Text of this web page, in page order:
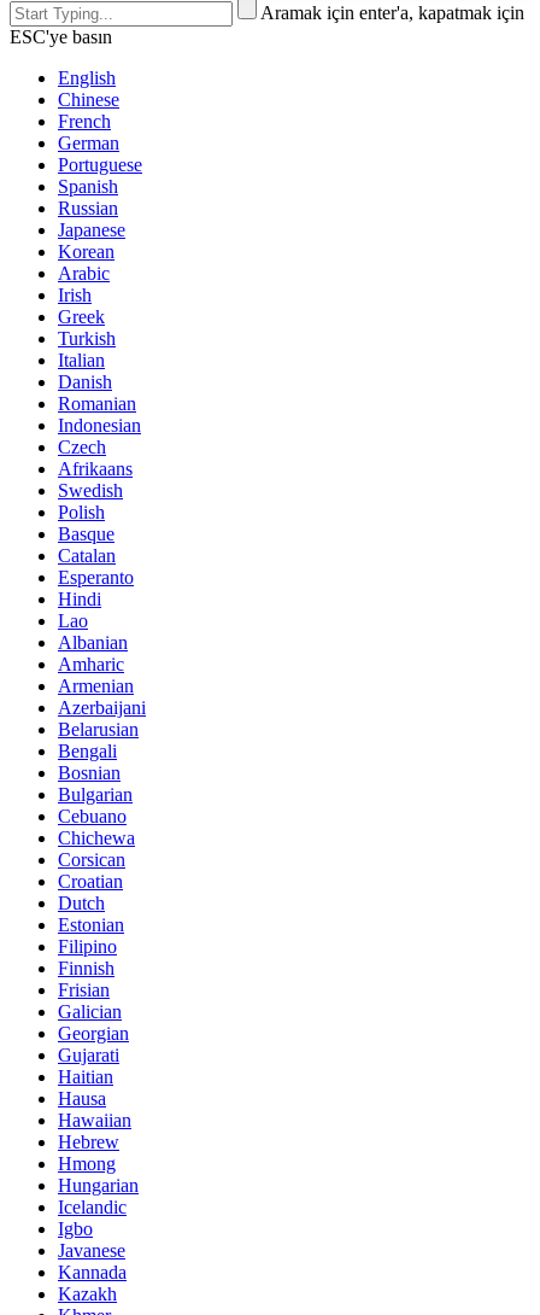
Aramak için enter'a, kapatmak için
ESC'ye basın
English
Chinese
French
German
Portuguese
Spanish
Russian
Japanese
Korean
Arabic
Irish
Greek
Turkish
Italian
Danish
Romanian
Indonesian
Czech
Afrikaans
Swedish
Polish
Basque
Catalan
Esperanto
Hindi
Lao
Albanian
Amharic
Armenian
Azerbaijani
Belarusian
Bengali
Bosnian
Bulgarian
Cebuano
Chichewa
Corsican
Croatian
Dutch
Estonian
Filipino
Finnish
Frisian
Galician
Georgian
Gujarati
Haitian
Hausa
Hawaiian
Hebrew
Hmong
Hungarian
Icelandic
Igbo
Javanese
Kannada
Kazakh